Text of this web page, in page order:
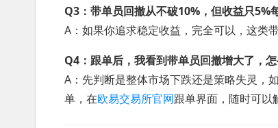
Q3：带单员回撤从不破10%，但收益只5%
A：如果你追求稳定收益，完全可以，这类
Q4：跟单后，我看到带单员回撤增大了，
A：先判断是整体市场下跌还是策略失灵，
单，在欧易交易所官网跟单界面，随时可以